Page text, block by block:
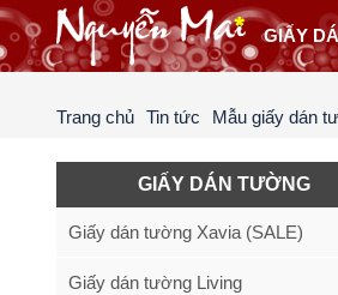
GIẤY
Trang chủ Tin tức Mẫu giấy dán
GIẤY DÁN TƯỜNG
Giấy dán tường Xavia (SALE)
Giấy dán tường Living